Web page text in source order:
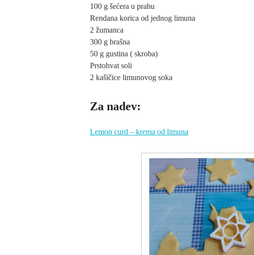
100 g šećera u prahu
Rendana korica od jednog limuna
2 žumanca
300 g brašna
50 g gustina ( skroba)
Prstohvat soli
2 kašičice limunovog soka
Za nadev:
Lemon curd – krema od limuna